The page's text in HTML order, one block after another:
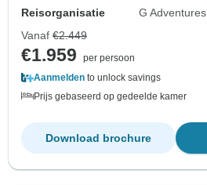
Reisorganisatie
G Adventures
Vanaf €2.449
€1.959
per persoon
Aanmelden to unlock savings
Prijs gebaseerd op gedeelde kamer
Download brochure